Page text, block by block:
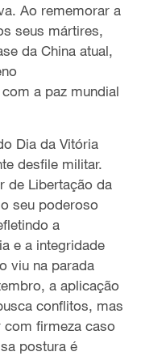
Ao rememorar a
seus mártires,
da China atual,
a paz mundial
Dia da Vitória
desfile militar.
de Libertação da
seu poderoso
a
e a integridade
viu na parada
a aplicação
conflitos, mas
firmeza caso
postura é